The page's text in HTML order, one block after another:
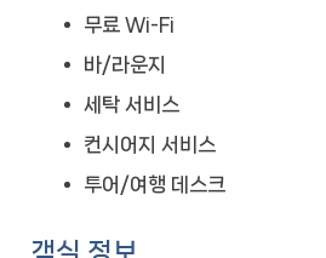
무료 Wi-Fi
바/라운지
세탁 서비스
컨시어지 서비스
투어/여행 데스크